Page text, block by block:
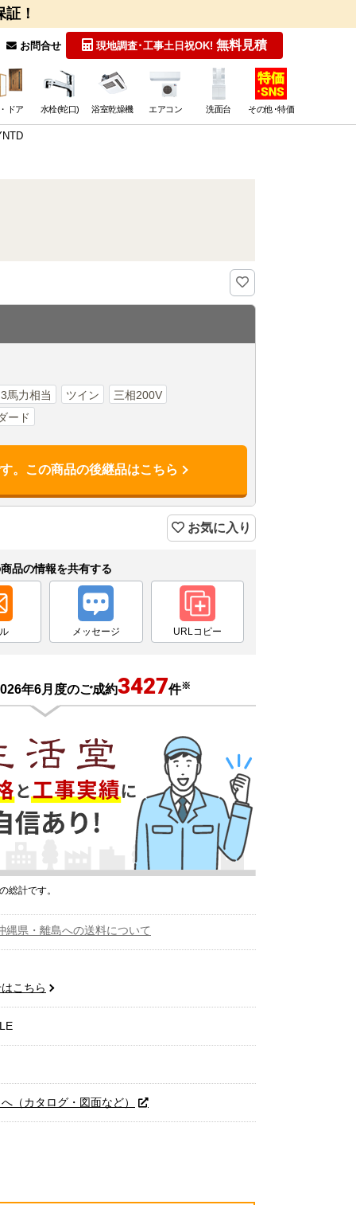
！
お問合せ 現地調査･工事土日祝OK! 無料見積
ドア 水栓(蛇口) 浴室乾燥機 エアコン 洗面台 その他･特価
馬力相当 ツイン
三相200V
ード
。この商品の後継品はこちら
お気に入り
品の情報を共有する
メッセージ URLコピー
年6月度のご成約3427件※
総計です。
縄県・離島への送料について
こちら
（カタログ・図面など）